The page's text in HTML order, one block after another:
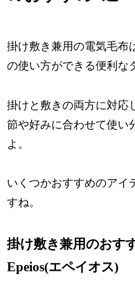
掛け敷き兼用の電気毛布
の使い方ができる便利な
掛けと敷きの両方に対応
節や好みに合わせて使い
よ。
いくつかおすすめのアイ
すね。
掛け敷き兼用のおす
Epeios(エペイオス)